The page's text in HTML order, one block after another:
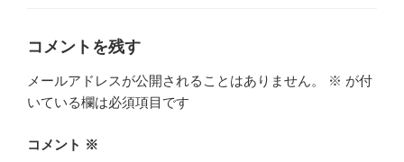
コメントを残す
メールアドレスが公開されることはありません。 ※ が付
いている欄は必須項目です
コメント ※